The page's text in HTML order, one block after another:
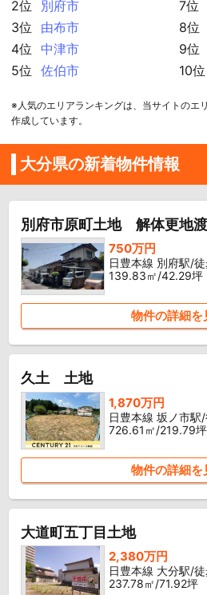
2位
別府市
3位
由布市
4位
中津市
5位
佐伯市
7位
8位
9位
10位
※人気のエリアランキングは、当サイトのエ
作成しています。
大分県の新着物件情報
別府市原町土地 解体更地
750万円
日豊本線 別府駅/
139.83㎡/42.29坪
物件の詳細を
久土 土地
1,870万円
日豊本線 坂ノ市駅
726.61㎡/219.79坪
物件の詳細を
大道町五丁目土地
2,380万円
日豊本線 大分駅/
237.78㎡/71.92坪